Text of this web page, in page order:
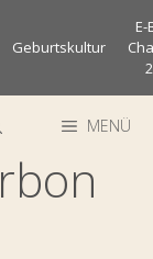
Geburtskultur
MENÜ